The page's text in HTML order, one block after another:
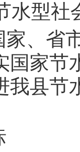
水型社
家、省
国家节
我县节